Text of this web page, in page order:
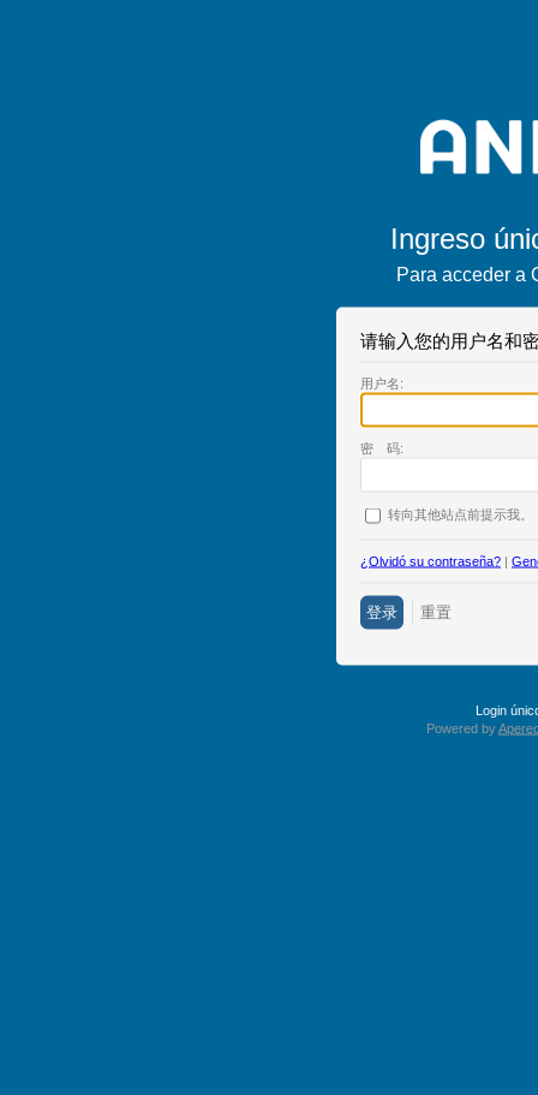
Ingreso
Para acceder a
请输入您的用户名和
用户名:
密 码:
转向其他站点前提示我。
¿Olvidó su contraseña? |
Login
Powered by